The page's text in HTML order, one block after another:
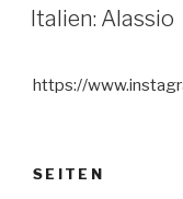
AM
Italien: Alassio
https://
SEITEN